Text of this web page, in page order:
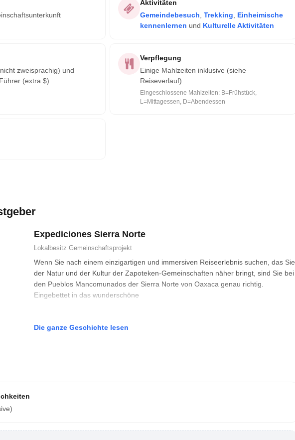
Aktivitäten
Gemeindebesuch Trekking
Einheimische
kennenlernen und Kulturelle Aktivitäten
zweisprachig) und
(extra $)
Verpflegung
Einige Mahlzeiten inklusive (siehe
Reiseverlauf)
Eingeschlossene Mahlzeiten: B=Frühstück,
L=Mittagessen, D=Abendessen
Expediciones Sierra Norte
Lokalbesitz Gemeinschaftsprojekt
Wenn Sie nach einem einzigartigen und immersiven Reiseerlebnis suchen, das Sie
der Natur und der Kultur der Zapoteken-Gemeinschaften näher bringt, sind Sie bei
den Pueblos Mancomunados der Sierra Norte von Oaxaca genau richtig.
Eingebettet in das wunderschöne
Die ganze Geschichte lesen